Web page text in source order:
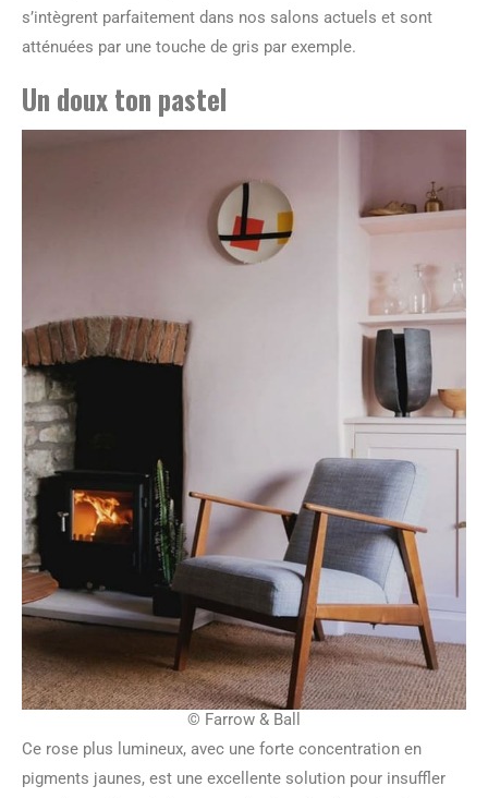
s’intègrent parfaitement dans nos salons actuels et sont
atténuées par une touche de gris par exemple.
Un doux ton pastel
© Farrow & Ball
Ce rose plus lumineux, avec une forte concentration en
pigments jaunes, est une excellente solution pour insuffler